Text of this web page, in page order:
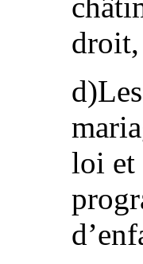
droit,
loi et